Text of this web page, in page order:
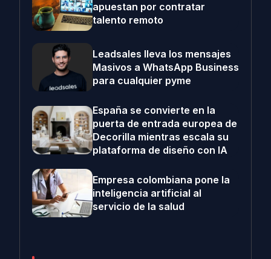
apuestan por contratar
talento remoto
Leadsales lleva los mensajes
Masivos a WhatsApp Business
para cualquier pyme
España se convierte en la
puerta de entrada europea de
Decorilla mientras escala su
plataforma de diseño con IA
Empresa colombiana pone la
inteligencia artificial al
servicio de la salud